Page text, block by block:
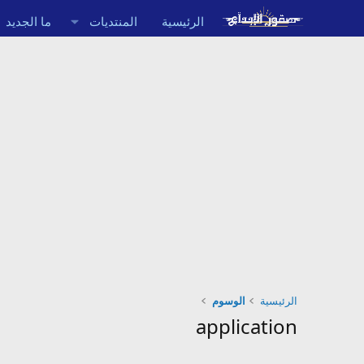
الرئيسية المنتديات ما الجديد
الرئيسية الوسوم
application